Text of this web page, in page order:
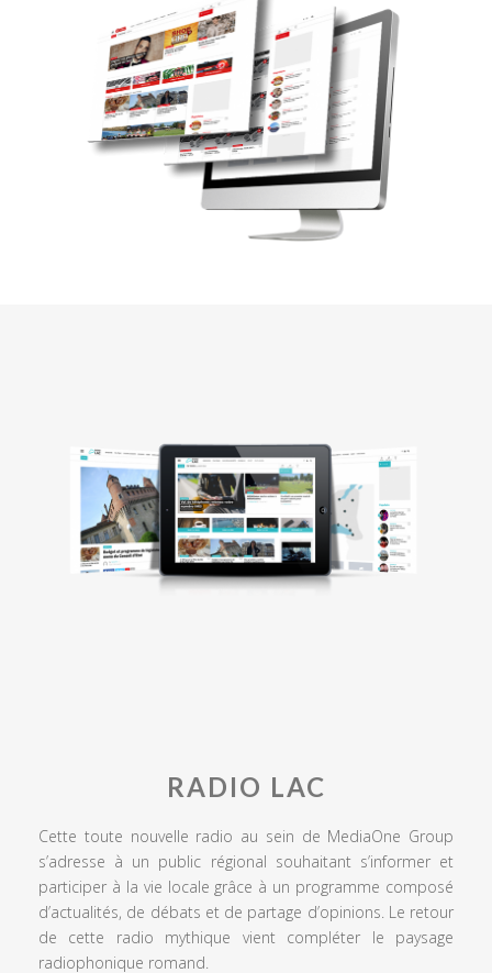
RADIO LAC
Cette toute nouvelle radio au sein de MediaOne Group
s’adresse à un public régional souhaitant s’informer et
participer à la vie locale grâce à un programme composé
d’actualités, de débats et de partage d’opinions. Le retour
de cette radio mythique vient compléter le paysage
radiophonique romand.